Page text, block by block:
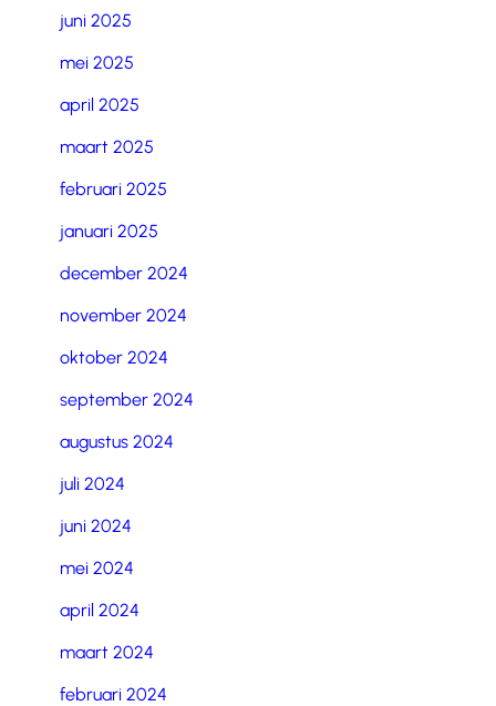
juni 2025
mei 2025
april 2025
maart 2025
februari 2025
januari 2025
december 2024
november 2024
oktober 2024
september 2024
augustus 2024
juli 2024
juni 2024
mei 2024
april 2024
maart 2024
februari 2024